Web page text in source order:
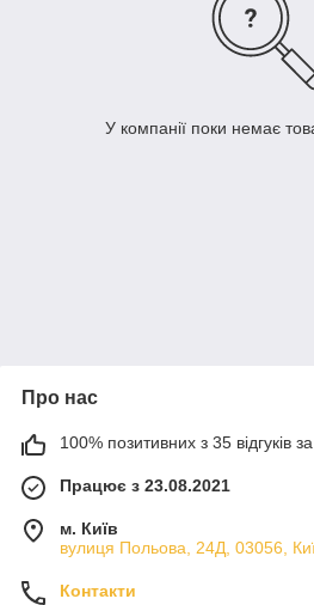
У компанії поки немає
Про нас
100% позитивних з 35 відгуків за
Працює з 23.08.2021
м. Київ
вулиця Польова, 24Д, 03056,
Контакти